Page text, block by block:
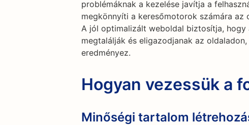
problémáknak a kezelése javítja a
megkönnyíti a keresőmotorok számára az
A jól optimalizált weboldal biztosítja, hogy
megtalálják és eligazodjanak az
eredményez.
Hogyan vezessük a
Minőségi tartalom